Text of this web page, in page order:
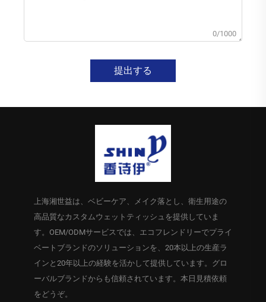
0/1000
提出する
上海湘世益は、ベビーケア、メイク落とし、衛生用途の
高品質なカスタムウェットティッシュを提供していま
す。OEM/ODMサービスでは、エコフレンドリーでプライ
ベートブランドのソリューションを、20本以上の生産ラ
インと20年以上の経験を活かして提供しています。グロ
ーバルブランドからも信頼されています。本日見積依頼
をどうぞ。